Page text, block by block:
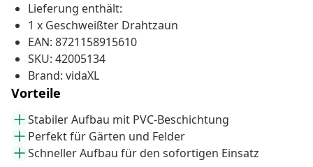
Lieferung enthält:
1 x Geschweißter Drahtzaun
EAN: 8721158915610
SKU: 42005134
Brand: vidaXL
Vorteile
Stabiler Aufbau mit PVC-Beschichtung
Perfekt für Gärten und Felder
Schneller Aufbau für den sofortigen Einsatz